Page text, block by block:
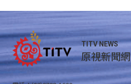
TITV NEWS
原視新聞網